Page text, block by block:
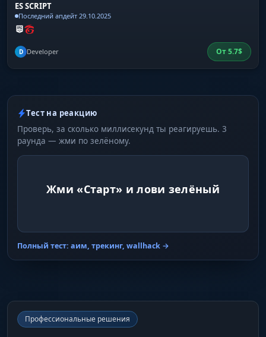
ES SCRIPT
Последний апдейт 29.10.2025
D Developer От5.7$
Тест на реакцию
Проверь, за сколько миллисекунд ты реагируешь. 3
раунда — жми по зелёному.
Жми «Старт» и лови зелёный
Полный тест: аим, трекинг, wallhack →
Профессиональные решения